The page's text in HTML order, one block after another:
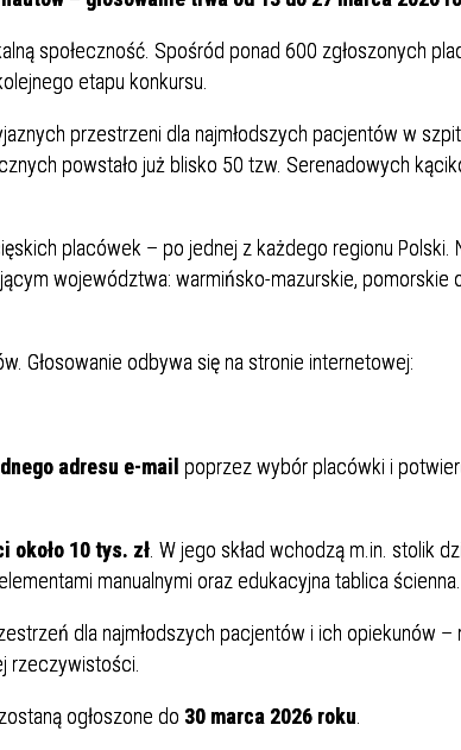
Jonizującego
Poradnia Patologii
Poradnia Zdrowia
Szpitalny Oddział
społeczność. Spośród ponad 600 zgłoszonych
etapu konkursu.
przestrzeni dla najmłodszych pacjentów w
powstało już blisko 50 tzw. Serenadowych
placówek – po jednej z każdego regionu Polski.
województwa: warmińsko-mazurskie, pomorskie
Głosowanie odbywa się na stronie internetowej:
adresu e-mail poprzez wybór placówki i
około 10 tys. zł . W jego skład wchodzą m.in. stolik
manualnymi oraz edukacyjna tablica ścienna.
dla najmłodszych pacjentów i ich opiekunów –
rzeczywistości.
ogłoszone do 30 marca 2026 roku